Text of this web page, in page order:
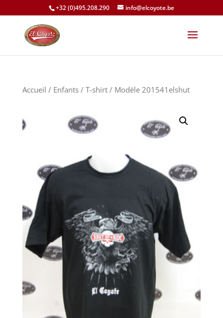
+32 (0)495.208.290 info@elcoyote.be
Accueil / Enfants/ T-shirt/ Modèle 201541elshut